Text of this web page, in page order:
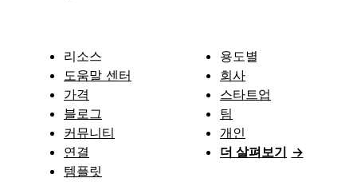
리소스
도움말 센터
가격
블로그
커뮤니티
연결
템플릿
용도별
회사
스타트업
팀
개인
더 살펴보기 →